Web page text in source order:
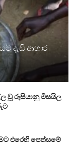
දැඩි ආහාර
වූ රුසියානු මිසයිල
එරෙහි පෙත්සමේ